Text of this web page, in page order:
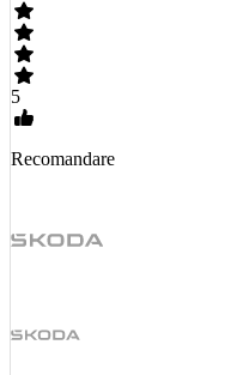
5
Recomandare